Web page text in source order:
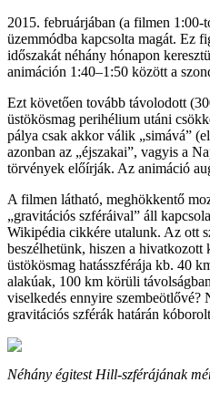
2015. februárjában (a filmen 1:00-
üzemmódba kapcsolta magát. Ez
időszakát néhány hónapon
animáción 1:40–1:50 között a
Ezt követően tovább távolodott
üstökösmag perihélium utáni
pálya csak akkor válik „simává”
azonban az „éjszakai”, vagyis a
törvények előírják. Az animáció
A filmen látható, meghökkentő
„gravitációs szféráival” áll
Wikipédia cikkére utalunk. Az ott
beszélhetünk, hiszen a hivatkozott
üstökösmag hatásszférája kb. 40
alakúak, 100 km körüli
viselkedés ennyire szembeötlővé?
gravitációs szférák határán
Néhány égitest Hill-szférájának